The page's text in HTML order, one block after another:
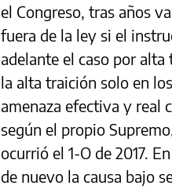
el Congreso, tras años
fuera de la ley si el
adelante el caso por
la alta traición solo en
amenaza efectiva y real
según el propio
ocurrió el 1-O de 2017.
de nuevo la causa bajo